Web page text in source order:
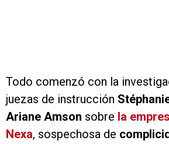
Todo comenzó con la
juezas de instrucción
Ariane Amson sobre la
Nexa, sospechosa de